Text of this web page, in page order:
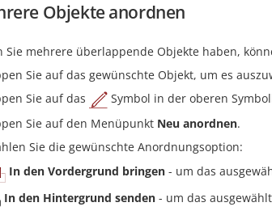
Objekte anordnen
Sie mehrere überlappende Objekte haben,
Sie auf das gewünschte Objekt, um es
Sie auf das
Symbol in der oberen
Sie auf den Menüpunkt Neu anordnen.
Sie die gewünschte Anordnungsoption:
In den Vordergrund bringen - um das
In den Hintergrund senden - um das